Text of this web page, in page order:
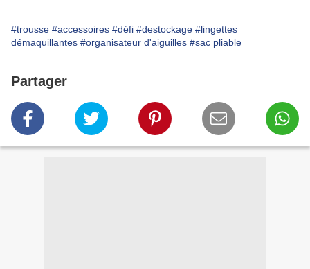
#trousse #accessoires #défi #destockage #lingettes
démaquillantes #organisateur d'aiguilles #sac pliable
Partager